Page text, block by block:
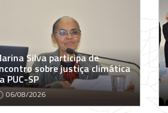
Silva participa de
sobre justiça climática
PUC-SP
06/08/2026